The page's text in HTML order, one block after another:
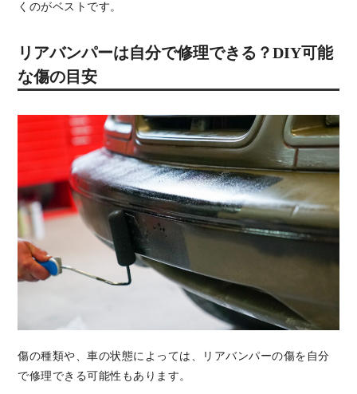
くのがベストです。
リアバンパーは自分で修理できる？DIY可能
な傷の目安
傷の種類や、車の状態によっては、リアバンパーの傷を自分
で修理できる可能性もあります。